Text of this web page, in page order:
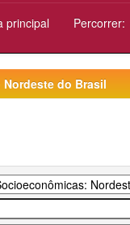
principal Percorrer:
Nordeste do Brasil